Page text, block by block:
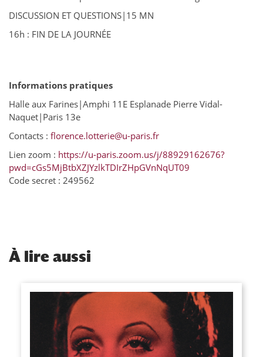
DISCUSSION ET QUESTIONS|15 MN
16h : FIN DE LA JOURNÉE
Informations pratiques
Halle aux Farines|Amphi 11E Esplanade Pierre Vidal-
Naquet|Paris 13e
Contacts : florence.lotterie@u-paris.fr
Lien zoom : https://u-paris.zoom.us/j/88929162676?
pwd=cGs5MjBtbXZJYzlkTDIrZHpGVnNqUT09
Code secret : 249562
À lire aussi